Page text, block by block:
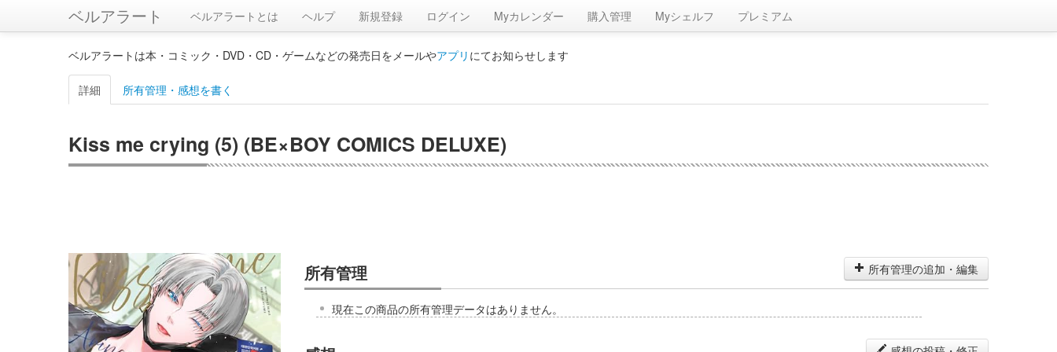
ベルアラート ベルアラートとは ヘルプ 新規登録 ログイン Myカレンダー 購入管理 Myシェルフ プレミアム
ベルアラートは本・コミック・DVD・CD・ゲームなどの発売日をメールやアプリ にてお知らせします
詳細 所有管理・感想を書く
Kiss me crying (5) (BE×BOY COMICS DELUXE)
所有管理 所有管理の追加・編集
現在この商品の所有管理データはありません。